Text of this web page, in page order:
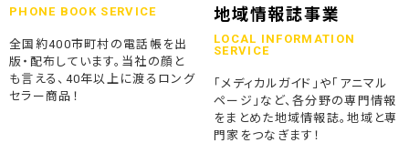
終活ガイド「旅じたくノート」を発行しました
2023.04.04
そうごうページが電子書籍化！
「ウラオモテのある電話帳」がメディアに紹介されました
PHONE BOOK SERVICE
全国約400市町村の電話帳を出
版・配布しています。当社の顔と
も言える、40年以上に渡るロング
セラー商品！
地域情報誌事業
LOCAL INFORMATION
SERVICE
「メディカルガイド」や「アニマル
ページ」など、各分野の専門情報
をまとめた地域情報誌。地域と専
門家をつなぎます！